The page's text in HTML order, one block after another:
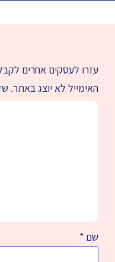
עזרו לעסקים אחרים
האימייל לא יוצג באתר.
שם *